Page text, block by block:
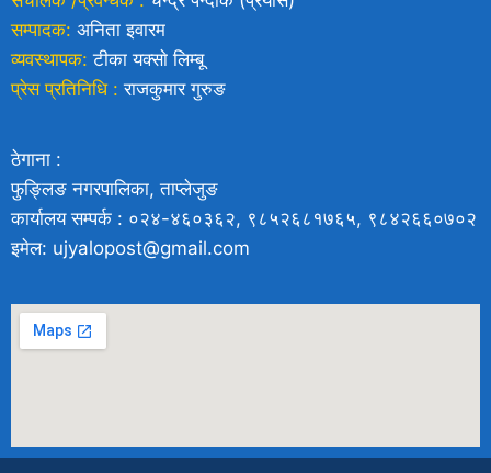
सम्पादक: अनिता इवारम
व्यवस्थापक: टीका यक्साे लिम्बू
प्रेस प्रतिनिधि : राजकुमार गुरुङ
ठेगाना :
फुङ्लिङ नगरपालिका, ताप्लेजुङ
कार्यालय सम्पर्क : ०२४-४६०३६२, ९८५२६८१७६५, ९८४२६६०७०२
इमेल: ujyalopost@gmail.com